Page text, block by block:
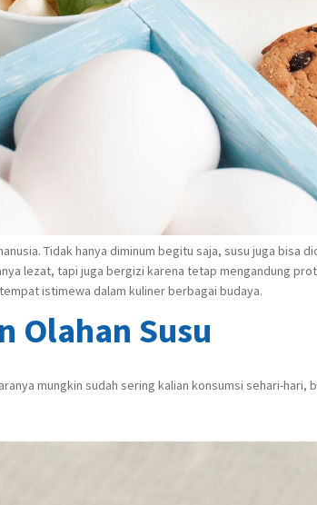
Tidak hanya diminum begitu saja, susu juga bisa
lezat, tapi juga bergizi karena tetap mengandung
istimewa dalam kuliner berbagai budaya.
Olahan Susu
mungkin sudah sering kalian konsumsi sehari-hari,